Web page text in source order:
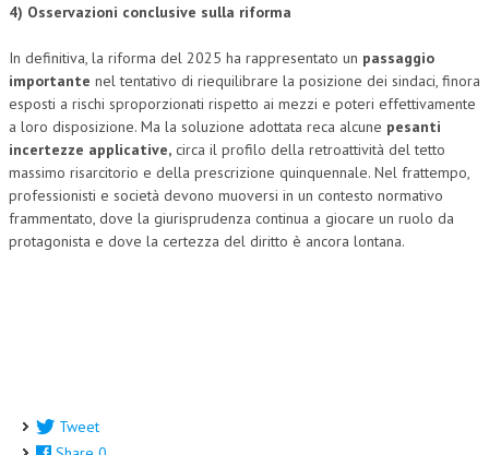
4) Osservazioni conclusive sulla riforma
In definitiva, la riforma del 2025 ha rappresentato un passaggio
importante nel tentativo di riequilibrare la posizione dei sindaci, finora
esposti a rischi sproporzionati rispetto ai mezzi e poteri effettivamente
a loro disposizione. Ma la soluzione adottata reca alcune pesanti
incertezze applicative, circa il profilo della retroattività del tetto
massimo risarcitorio e della prescrizione quinquennale. Nel frattempo,
professionisti e società devono muoversi in un contesto normativo
frammentato, dove la giurisprudenza continua a giocare un ruolo da
protagonista e dove la certezza del diritto è ancora lontana.
Tweet